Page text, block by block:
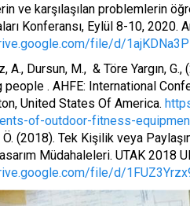
ve karşılaşılan problemlerin
Konferansı, Eylül 8-10, 2020.
file/d/
A., Dursun, M., & Töre Yargın,
people . AHFE: International
United States Of America.
of-outdoor-fitness-
Ö. (2018). Tek Kişilik veya
Müdahaleleri. UTAK 2018
file/d/